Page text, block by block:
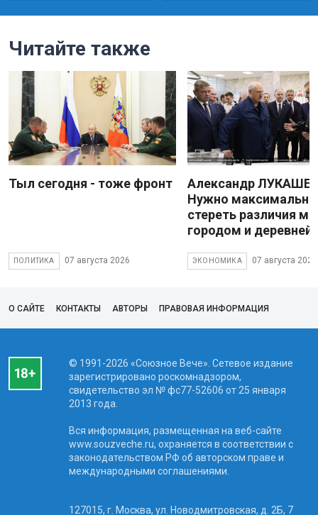
Читайте также
Тыл сегодня - тоже фронт
ПОЛИТИКА 07 августа 2026
Александр
Нужно максимально
стереть различия
городом и деревней
ЭКОНОМИКА 07 августа 2026
О САЙТЕ КОНТАКТЫ АВТОРЫ ПРАВОВАЯ ИНФОРМАЦИЯ
© 1991-2026 «Союзное Вече». Сетевое издание
зарегистрировано роскомнадзором,
свидетельство эл № фc77-52606 от 25 января
2013 года.
Вся информация, размещенная на веб-сайте
www.souzveche.ru, охраняется в соответствии с
законодательством РФ об авторском праве и
международными соглашениями.
127015, г. Москва, ул. Новодмитровская, д. 2Б, 7